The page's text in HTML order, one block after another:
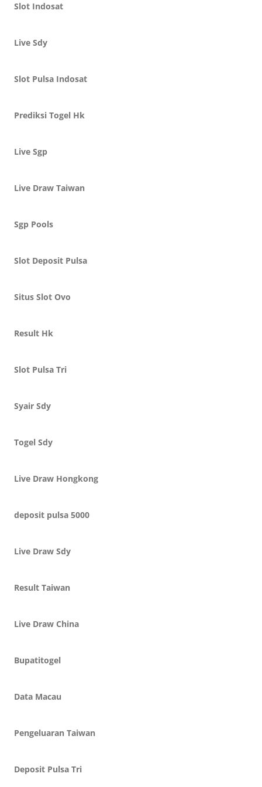
Slot Indosat
Live Sdy
Slot Pulsa Indosat
Prediksi Togel Hk
Live Sgp
Live Draw Taiwan
Sgp Pools
Slot Deposit Pulsa
Situs Slot Ovo
Result Hk
Slot Pulsa Tri
Syair Sdy
Togel Sdy
Live Draw Hongkong
deposit pulsa 5000
Live Draw Sdy
Result Taiwan
Live Draw China
Bupatitogel
Data Macau
Pengeluaran Taiwan
Deposit Pulsa Tri